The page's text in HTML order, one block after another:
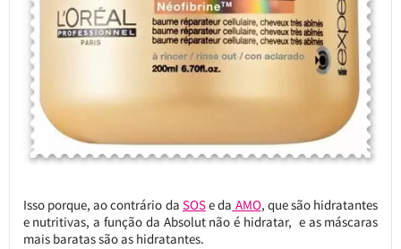
Isso porque, ao contrário da SOSe da AMO, que são hidratantes
e nutritivas, a função da Absolut não é hidratar, e as máscaras
mais baratas são as hidratantes.